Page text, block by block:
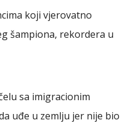
koji vjerovatno
šampiona, rekordera u
sa imigracionim
uđe u zemlju jer nije bio